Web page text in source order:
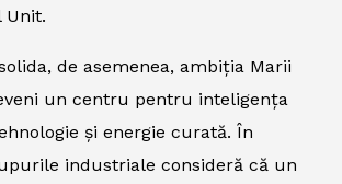
Unit.
de asemenea, ambiția Marii
un centru pentru inteligența
și energie curată. În
industriale consideră că un